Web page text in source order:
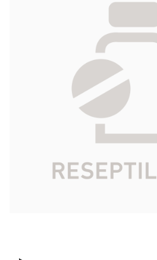
kova 400 mg 270 kpl
015301
Vaikuttava aine
270 kpl
Oy Pharma Nord Ab
Tarkista Kela-